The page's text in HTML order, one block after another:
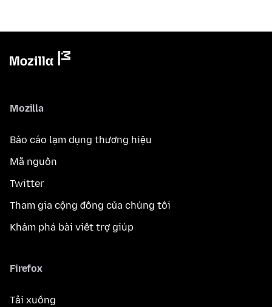
Mozilla
Báo cáo lạm dụng thương hiệu
Mã nguồn
Twitter
Tham gia cộng đồng của chúng tôi
Khám phá bài viết trợ giúp
Firefox
Tải xuống